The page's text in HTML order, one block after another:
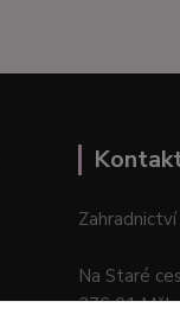
Na Staré
276 01